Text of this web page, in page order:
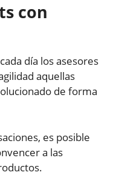
con
día los asesores
aquellas
de forma
es posible
a las